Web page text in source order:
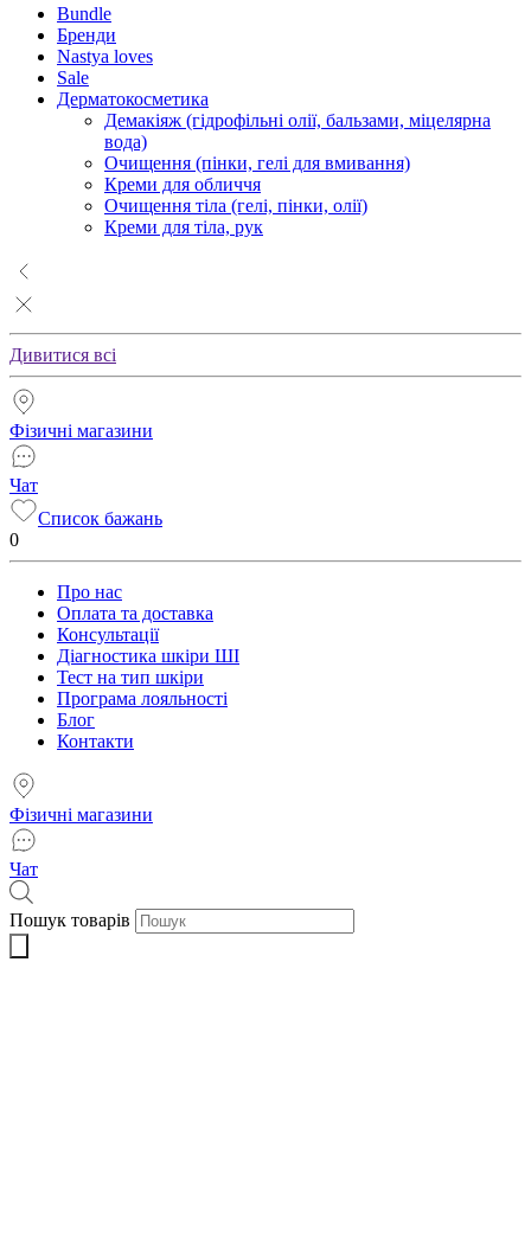
Bundle
Бренди
Nastya loves
Sale
Дерматокосметика
Демакіяж (гідрофільні олії, бальзами, міцелярна
вода)
Очищення (пінки, гелі для вмивання)
Креми для обличчя
Очищення тіла (гелі, пінки, олії)
Креми для тіла, рук
Дивитися всі
Фізичні магазини
Чат
Список бажань
0
Про нас
Оплата та доставка
Консультації
Діагностика шкіри ШІ
Тест на тип шкіри
Програма лояльності
Блог
Контакти
Фізичні магазини
Чат
Пошук товарів